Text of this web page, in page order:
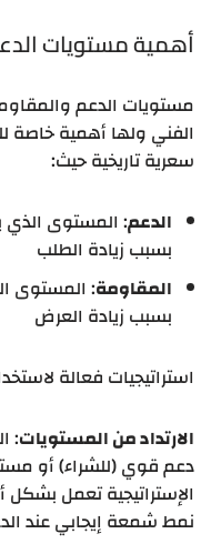
أهمية مستويات
مستويات الدعم
الفني ولها أهمية خاصة
سعرية تاريخية حيث:
الدعم: المستوى الذي
بسبب زيادة الطلب
المقاومة: المستوى
بسبب زيادة العرض
استراتيجيات فعالة
الارتداد من المستويات:
دعم قوي (للشراء) أو
الإستراتيجية تعمل
نمط شمعة إيجابي عند